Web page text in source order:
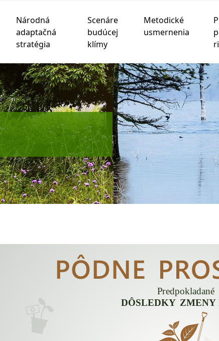
na meranie vášho záujmu o naše produkty a služby
Národná
adaptačná
stratégia
Scenáre
budúcej
klímy
Metodické
usmernenia
Predpokladané
DÔSLEDKY